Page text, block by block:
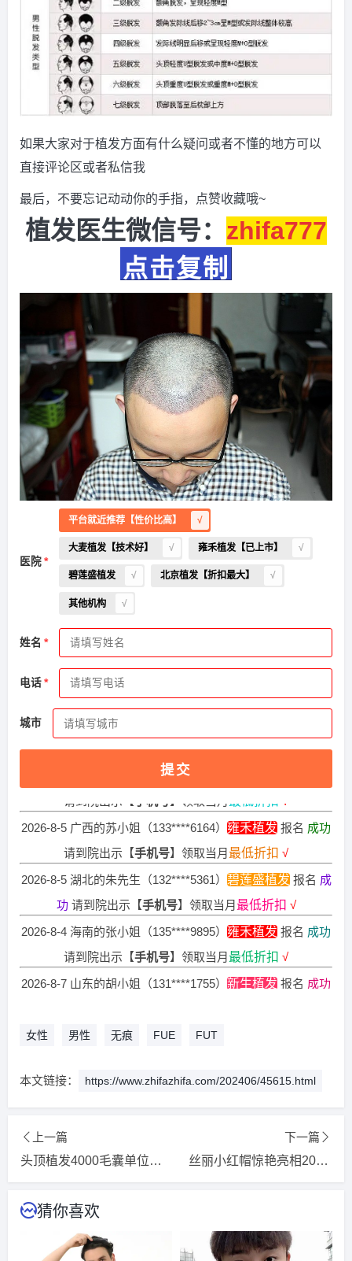
如果大家对于植发方面有什么疑问或者不懂的地方可以
直接评论区或者私信我
最后，不要忘记动动你的手指，点赞收藏哦~
植发医生微信号： zhifa777
点击复制
医院
平台就近推荐【性价比高】
大麦植发【技术好】 雍禾植发【已上市】
碧莲盛植发 北京植发【折扣最大】
其他机构
姓名
电话
城市
提交
请到院出示【
2026-8-6 山东的吴女士（159****2676）
请到院出示【手机号】领取当月最低折扣 √
2026-8-4 广东的顾小姐（154****0815）
2026-8-5 广西的苏小姐（133****6164） 雍禾植发 报名
成功
请到院出示【手机号】领取当月 最低折扣
√
2026-8-5 湖北的朱先生（132****5361） 碧莲盛植发报名
成
功
请到院出示【手机号】领取当月 最低折扣
√
2026-8-4 海南的张小姐（135****9895） 雍禾植发 报名
成功
请到院出示【手机号】领取当月 最低折扣
√
2026-8-7 山东的胡小姐（131****1755） 新生植发 报名
成功
2026-8-5 广东的陈小姐（132****9618）
2026-8-7 山西的田小姐（180****5739）碧莲盛植发报名
功请到院出示【手机号】领取当月最低折扣 √
2026-8-6 湖北的潘女士（136****8299）
报名 成功
请到院出示【手机号 】领取当月最低折扣 √
2026-8-6 河北的刘小姐（139****1677）雍禾植发报名成功
请到院出示【
2026-8-6 贵州的周先生（187****5355）碧莲盛植发报名
成
女性 男性 无痕 FUE FUT
本文链接： https://www.zhifazhifa.com/202406/45615.html
上一篇
头顶植发4000毛囊单位，一年后亲身经历分享！
下一篇
丝丽小红帽惊艳亮相2024亚洲毛发医学盛会
猜你喜欢